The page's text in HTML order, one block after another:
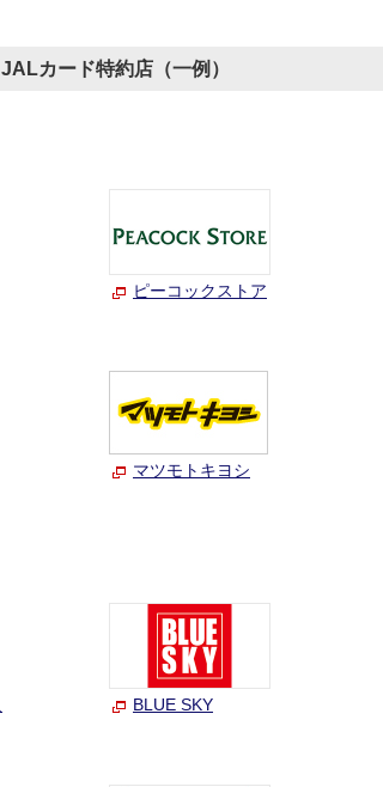
JALカード特約店（一例）
ピーコックストア
マツモトキヨシ
BLUE SKY